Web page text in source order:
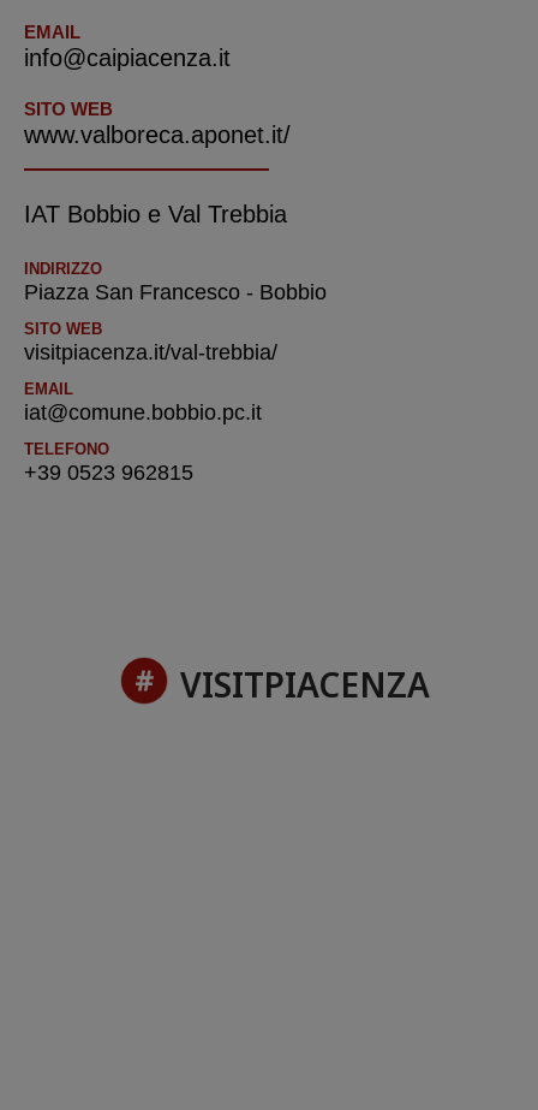
EMAIL
info@caipiacenza.it
SITO WEB
www.valboreca.aponet.it/
IAT Bobbio e Val Trebbia
INDIRIZZO
Piazza San Francesco - Bobbio
SITO WEB
visitpiacenza.it/val-trebbia/
EMAIL
iat@comune.bobbio.pc.it
TELEFONO
+39 0523 962815
VISITPIACENZA